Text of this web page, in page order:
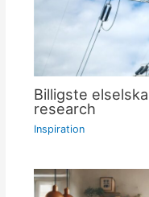
Billigste
research
Inspiration